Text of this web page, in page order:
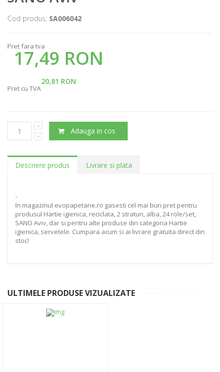
Cod produs: SA006042
Pret fara tva
17,49 RON
20,81 RON
Pret cu TVA
Adauga in cos
Descriere produs Livrare si plata
-
In magazinul evopapetarie.ro gasesti cel mai bun pret pentru
produsul Hartie igienica, reciclata, 2 straturi, alba, 24 role/set,
SANO Aviv, dar si pentru alte produse din categoria Hartie
igienica, servetele. Cumpara acum si ai livrare gratuita direct din
stoc!
ULTIMELE PRODUSE VIZUALIZATE